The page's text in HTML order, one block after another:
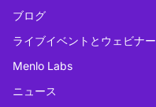
ブログ
ライブイベントとウェビナー
Menlo Labs
ニュース